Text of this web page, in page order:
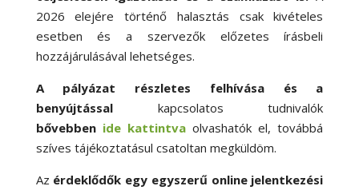
2026 elejére történő halasztás csak kivételes
esetben és a szervezők előzetes írásbeli
hozzájárulásával lehetséges.
A pályázat részletes felhívása és a
benyújtással kapcsolatos tudnivalók
bővebben ide kattintvaolvashatók el, továbbá
szíves tájékoztatásul csatoltan megküldöm.
Az érdeklődők egy egyszerű online jelentkezési